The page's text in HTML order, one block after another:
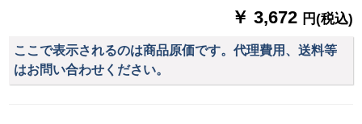
￥ 3,672 円(税込)
ここで表示されるのは商品原価です。代理費用、送料等
はお問い合わせください。